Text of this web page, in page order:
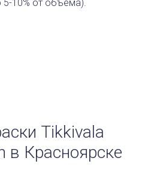
5-10% от объема).
Tikkivala
в Красноярске